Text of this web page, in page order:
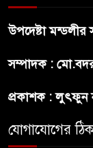
উপদেষ্টা মন্ডলীর
সম্পাদক :
প্রকাশক : লুৎফুন
যোগাযোগের